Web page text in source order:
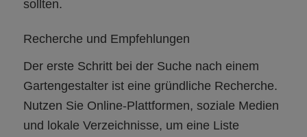
sollten.
Recherche und Empfehlungen
Der erste Schritt bei der Suche nach einem
Gartengestalter ist eine gründliche Recherche.
Nutzen Sie Online-Plattformen, soziale Medien
und lokale Verzeichnisse, um eine Liste